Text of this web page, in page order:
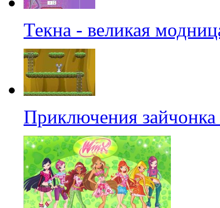
Текна - великая
Приключения